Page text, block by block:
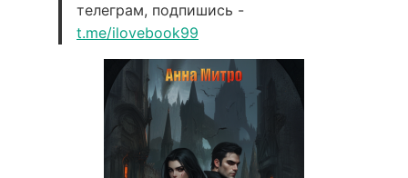
телеграм, подпишись -
t.me/ilovebook99